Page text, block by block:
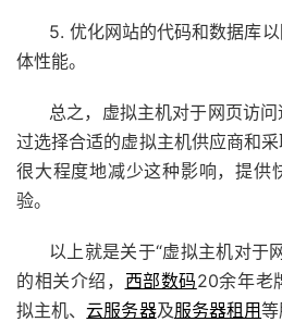
5. 优化网站的代码和数据库
体性能。
总之，虚拟主机对于网页访
过选择合适的虚拟主机供应商和
很大程度地减少这种影响，提供
验。
以上就是关于“虚拟主机对于
的相关介绍， 西部数码20余年老
拟主机、云服务器及服务器租用